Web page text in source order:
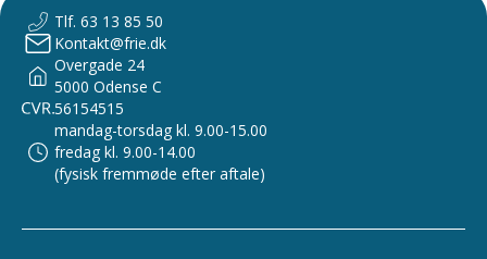
Tlf. 63 13 85 50
Kontakt@frie.dk
Overgade 24
5000 Odense C
56154515
mandag-torsdag kl. 9.00-15.00
fredag kl. 9.00-14.00
(fysisk fremmøde efter aftale)